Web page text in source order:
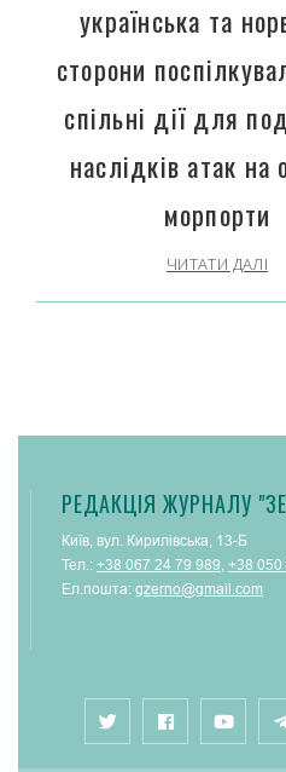
українська та
сторони
спільні дії для
наслідків атак на
морпорти
ЧИТАТИ ДАЛІ
РЕДАКЦІЯ ЖУРНАЛУ
Київ, вул. Кирилівська, 13-Б
Тел.: +38 067 24 79 989, +38 050
Ел.пошта: gzerno@gmail.com